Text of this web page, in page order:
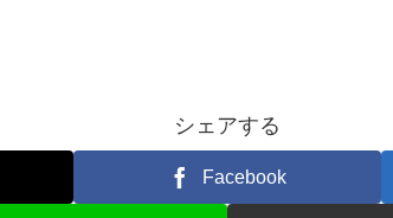
シェアする
Facebook